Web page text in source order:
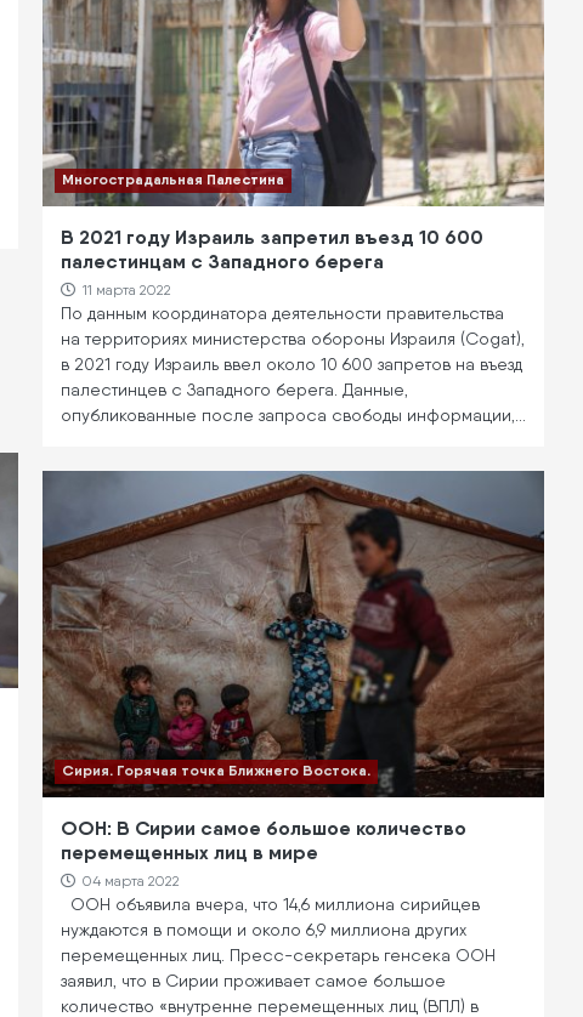
Многострадальная Палестина
В 2021 году Израиль запретил въезд 10 600
палестинцам с Западного берега
11 марта 2022
По данным координатора деятельности правительства
на территориях министерства обороны Израиля (Cogat),
в 2021 году Израиль ввел около 10 600 запретов на въезд
палестинцев с Западного берега. Данные,
опубликованные после запроса свободы информации,…
Сирия. Горячая точка Ближнего Востока.
ООН: В Сирии самое большое количество
перемещенных лиц в мире
04 марта 2022
ООН объявила вчера, что 14,6 миллиона сирийцев
нуждаются в помощи и около 6,9 миллиона других
перемещенных лиц. Пресс-секретарь генсека ООН
заявил, что в Сирии проживает самое большое
количество «внутренне перемещенных лиц (ВПЛ) в